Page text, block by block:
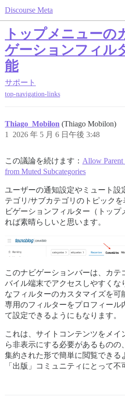
Discourse Meta
トップメニューの
ゲーションフィル
能
サポート
top-navigation-links
Thiago_Mobilon (Thiago Mobilon)
2026 年 5 月 6 日午後 3:48
1
この議論を続けます： Allow Parent
from Muted Subcategories
ユーザーの通知設定やミュート設
テゴリ/サブカテゴリのトピック
ビゲーションフィルター（トッ
れば素晴らしいと思います。
このナビゲーションバーは、カテ
バイル端末でアクセスしやすくな
なフィルターのカスタマイズを可
専用のフィルターをプロフィール
て設定できるようにもなります。
これは、サイトコンテンツをメイ
ら非表示にする必要があるものの
集約された形で簡単に閲覧できる
「出版」コミュニティにとって不